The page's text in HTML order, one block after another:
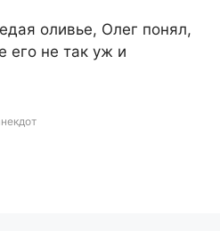
оливье, Олег понял,
его не так уж и